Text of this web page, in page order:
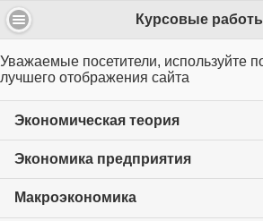
Курсовые
Уважаемые посетители, используйте
лучшего отображения сайта
Экономическая теория
Экономика предприятия
Макроэкономика